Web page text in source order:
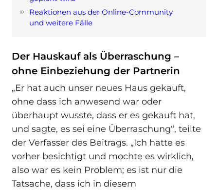
Reaktionen aus der Online-Community
und weitere Fälle
Der Hauskauf als Überraschung –
ohne Einbeziehung der Partnerin
„Er hat auch unser neues Haus gekauft,
ohne dass ich anwesend war oder
überhaupt wusste, dass er es gekauft hat,
und sagte, es sei eine Überraschung“, teilte
der Verfasser des Beitrags. „Ich hatte es
vorher besichtigt und mochte es wirklich,
also war es kein Problem; es ist nur die
Tatsache, dass ich in diesem